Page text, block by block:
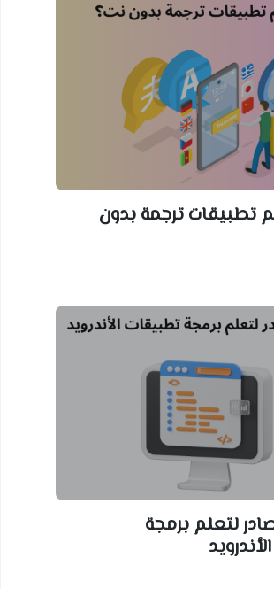
تطبيقات ترجمة بدون
لتعلم برمجة